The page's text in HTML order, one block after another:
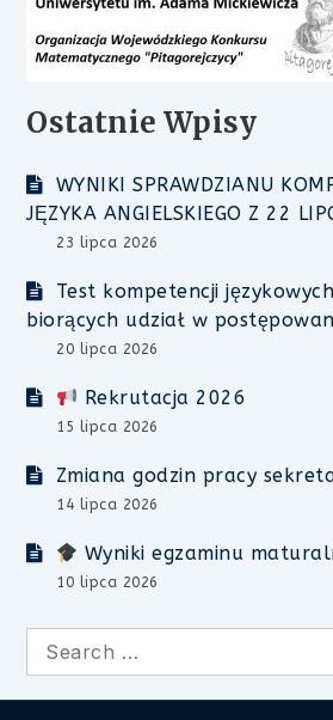
Ostatnie Wpisy
WYNIKI SPRAWDZIANU
JĘZYKA ANGIELSKIEGO Z 22
23 lipca 2026
Test kompetencji
biorących udział w
20 lipca 2026
Rekrutacja 2026
15 lipca 2026
Zmiana godzin pracy
14 lipca 2026
Wyniki egzaminu
10 lipca 2026
Search
for: